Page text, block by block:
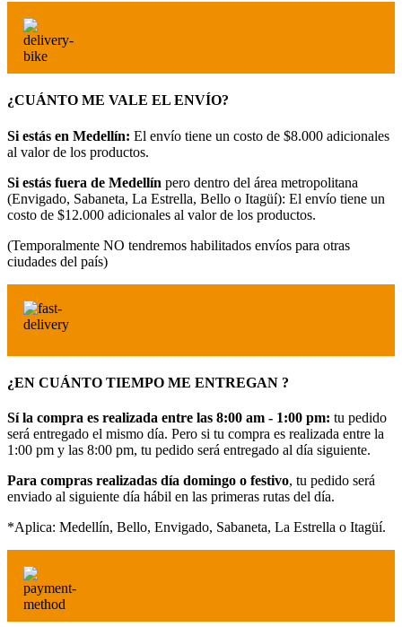
¿CUÁNTO ME VALE EL ENVÍO?
Si estás en Medellín: El envío tiene un costo de $8.000 adicionales
al valor de los productos.
Si estás fuera de Medellín pero dentro del área metropolitana
(Envigado, Sabaneta, La Estrella, Bello o Itagüí): El envío tiene un
costo de $12.000 adicionales al valor de los productos.
(Temporalmente NO tendremos habilitados envíos para otras
ciudades del país)
¿EN CUÁNTO TIEMPO ME ENTREGAN ?
Sí la compra es realizada entre las 8:00 am - 1:00 pm: tu pedido
será entregado el mismo día. Pero si tu compra es realizada entre la
1:00 pm y las 8:00 pm, tu pedido será entregado al día siguiente.
Para compras realizadas día domingo o festivo, tu pedido será
enviado al siguiente día hábil en las primeras rutas del día.
*Aplica: Medellín, Bello, Envigado, Sabaneta, La Estrella o Itagüí.